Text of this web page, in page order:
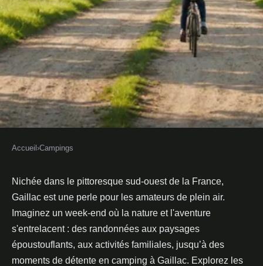
Découvrez le plaisir du plein air
près de gaillac
Romuald•18 novembre 2024•3 min de lecture
Accueil ›Campings
Nichée dans le pittoresque sud-ouest de la France,
Gaillac est une perle pour les amateurs de plein air.
Imaginez un week-end où la nature et l'aventure
s'entrelacent : des randonnées aux paysages
époustouflants, aux activités familiales, jusqu’à des
moments de détente en camping à Gaillac. Explorez les